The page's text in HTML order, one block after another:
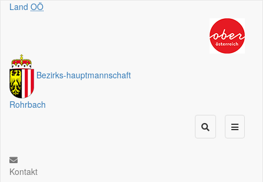
Land OÖ
Bezirks-hauptmannschaft
Rohrbach
Kontakt